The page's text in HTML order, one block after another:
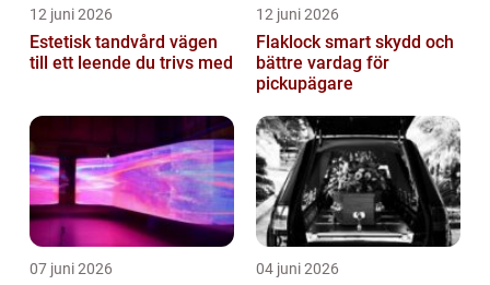
12 juni 2026
Estetisk tandvård vägen
till ett leende du trivs med
12 juni 2026
Flaklock smart skydd och
bättre vardag för
pickupägare
07 juni 2026 04 juni 2026